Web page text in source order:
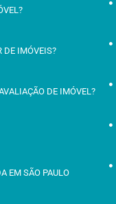
DE IMÓVEIS?
DE IMÓVEL?
EM SÃO PAULO